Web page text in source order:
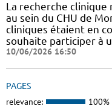
La recherche
au sein du CHU de
cliniques étaient en
souhaite participer à
10/06/2026 16:50
PAGES
relevance: 100%